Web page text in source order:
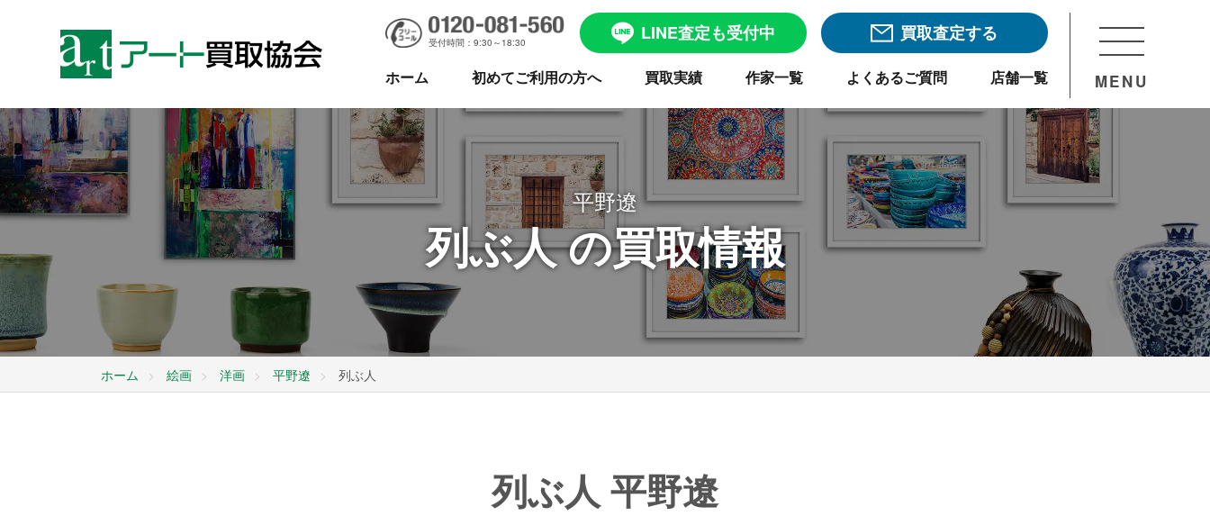
受付時間：9:30～18:30 LINE査定も受付中 買取査定する
ホーム 初めてご利用の方へ 買取実績 作家一覧 よくあるご質問 店舗一覧 MENU
平野遼
列ぶ人 の買取情報
ホーム 絵画 洋画 平野遼 列ぶ人
列ぶ人 平野遼